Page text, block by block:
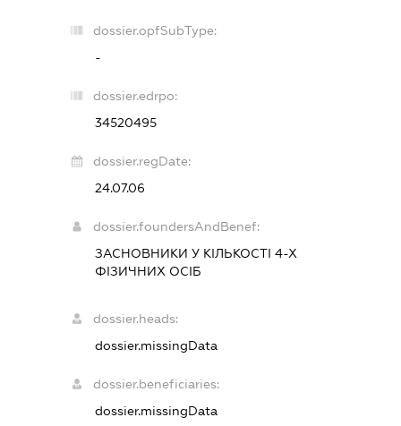
dossier.opfSubType:
-
dossier.edrpo:
34520495
dossier.regDate:
24.07.06
dossier.foundersAndBenef:
ЗАСНОВНИКИ У КІЛЬКОСТІ 4-Х
ФІЗИЧНИХ ОСІБ
dossier.heads:
dossier.missingData
dossier.beneficiaries:
dossier.missingData